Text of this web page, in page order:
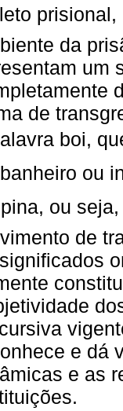
da
um
de
boi,
ou
ou
de
e dá
e as